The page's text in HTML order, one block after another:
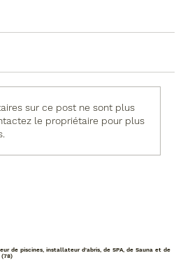
sa piscine ?
sur ce post ne sont plus
le propriétaire pour plus
de piscines, installateur d'abris, de SPA, de Sauna et de
(78)